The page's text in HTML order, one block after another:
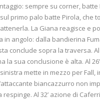
sempre su corner, batte
primo palo batte Pirola, che
La Giana reagisce e
in angolo: dalla bandierina
conclude sopra la traversa. Al
la sua conclusione è alta. Al
mette in mezzo per Fall,
biancazzurro non
Al 32’ azione di